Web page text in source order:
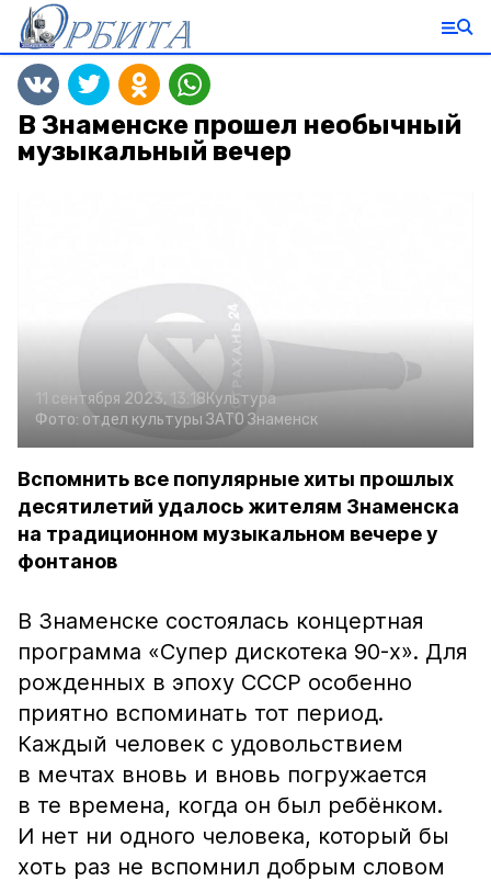
В Знаменске прошел необычный
музыкальный вечер
11 сентября 2023, 13:18Культура
Фото: отдел культуры ЗАТО Знаменск
Вспомнить все популярные хиты прошлых
десятилетий удалось жителям Знаменска
на традиционном музыкальном вечере у
фонтанов
В Знаменске состоялась концертная
программа «Супер дискотека 90-х». Для
рожденных в эпоху СССР особенно
приятно вспоминать тот период.
Каждый человек с удовольствием
в мечтах вновь и вновь погружается
в те времена, когда он был ребёнком.
И нет ни одного человека, который бы
хоть раз не вспомнил добрым словом